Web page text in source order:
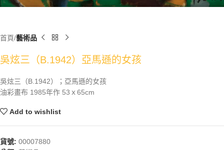
首頁 藝術品
吳炫三（B.1942）亞馬遜的女孩
吳炫三（B.1942）；亞馬遜的女孩
油彩畫布 1985年作 53ｘ65cm
Add to wishlist
貨號: 00007880